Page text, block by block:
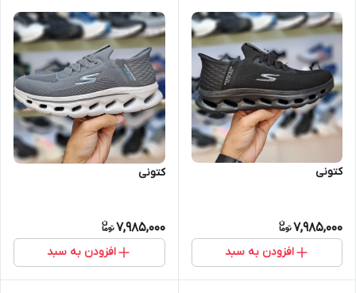
کتونی
7,985,000
افزودن به سبد
کتونی
7,985,000
افزودن به سبد